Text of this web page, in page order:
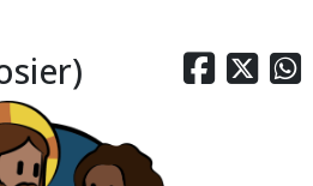
  